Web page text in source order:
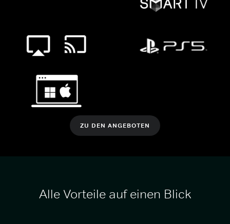
ZU DEN ANGEBOTEN
Alle Vorteile auf einen Blick